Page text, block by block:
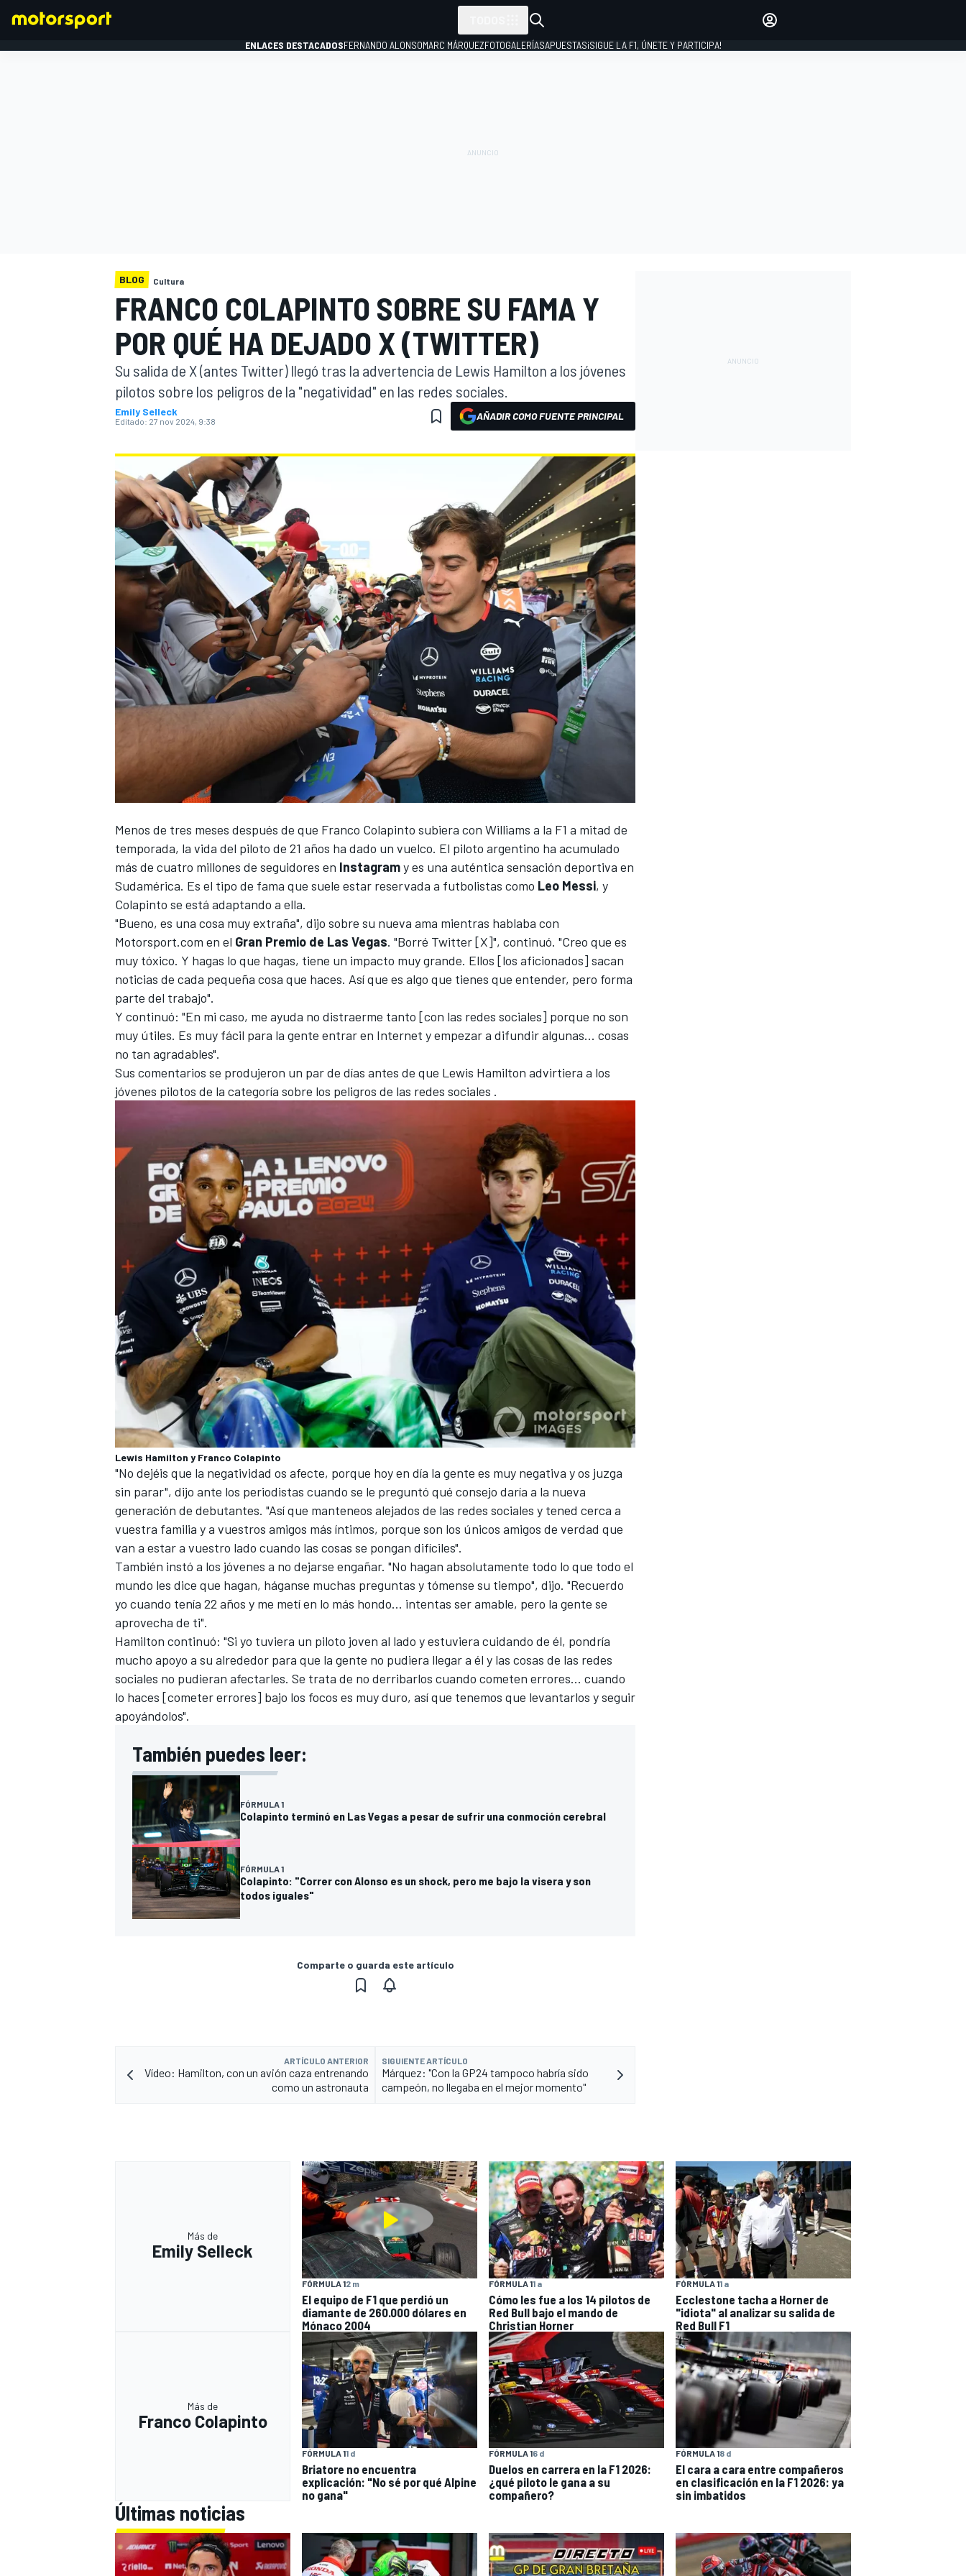
WRC
WEC FÓRMULA E
MÁS CATEGORÍAS
ENLACES DESTACADOSFERNANDO ALONSOMARC MÁRQUEZFOTOGALERÍASAPUESTAS¡SIGUE LA F1, ÚNETE Y PARTICIPA!
BLOG Cultura
FRANCO COLAPINTO SOBRE SU FAMA Y
POR QUÉ HA DEJADO X (TWITTER)
Su salida de X (antes Twitter) llegó tras la advertencia de Lewis Hamilton a los jóvenes
pilotos sobre los peligros de la "negatividad" en las redes sociales.
Emily Selleck
Editado: 27 nov 2024, 9:38 AÑADIR COMO FUENTE PRINCIPAL
Menos de tres meses después de que Franco Colapinto subiera con Williams a la F1 a mitad de
temporada, la vida del piloto de 21 años ha dado un vuelco. El piloto argentino ha acumulado
más de cuatro millones de seguidores en Instagramy es una auténtica sensación deportiva en
Sudamérica. Es el tipo de fama que suele estar reservada a futbolistas como Leo Messi, y
Colapinto se está adaptando a ella.
"Bueno, es una cosa muy extraña", dijo sobre su nueva ama mientras hablaba con
Motorsport.com en el Gran Premio de Las Vegas. "Borré Twitter [X]", continuó. "Creo que es
muy tóxico. Y hagas lo que hagas, tiene un impacto muy grande. Ellos [los aficionados] sacan
noticias de cada pequeña cosa que haces. Así que es algo que tienes que entender, pero forma
parte del trabajo".
Y continuó: "En mi caso, me ayuda no distraerme tanto [con las redes sociales] porque no son
muy útiles. Es muy fácil para la gente entrar en Internet y empezar a difundir algunas... cosas
no tan agradables".
Sus comentarios se produjeron un par de días antes de que Lewis Hamilton advirtiera a los
jóvenes pilotos de la categoría sobre los peligros de las redes sociales .
Lewis Hamilton y Franco Colapinto
"No dejéis que la negatividad os afecte, porque hoy en día la gente es muy negativa y os juzga
sin parar", dijo ante los periodistas cuando se le preguntó qué consejo daría a la nueva
generación de debutantes. "Así que manteneos alejados de las redes sociales y tened cerca a
vuestra familia y a vuestros amigos más íntimos, porque son los únicos amigos de verdad que
van a estar a vuestro lado cuando las cosas se pongan difíciles".
También instó a los jóvenes a no dejarse engañar. "No hagan absolutamente todo lo que todo el
mundo les dice que hagan, háganse muchas preguntas y tómense su tiempo", dijo. "Recuerdo
yo cuando tenía 22 años y me metí en lo más hondo... intentas ser amable, pero la gente se
aprovecha de ti".
Hamilton continuó: "Si yo tuviera un piloto joven al lado y estuviera cuidando de él, pondría
mucho apoyo a su alrededor para que la gente no pudiera llegar a él y las cosas de las redes
sociales no pudieran afectarles. Se trata de no derribarlos cuando cometen errores... cuando
lo haces [cometer errores] bajo los focos es muy duro, así que tenemos que levantarlos y seguir
apoyándolos".
También puedes leer:
FÓRMULA 1
Colapinto terminó en Las Vegas a pesar de sufrir una conmoción cerebral
FÓRMULA 1
Colapinto: "Correr con Alonso es un shock, pero me bajo la visera y son
todos iguales"
Comparte o guarda este artículo
ARTÍCULO ANTERIOR
Vídeo: Hamilton, con un avión caza entrenando
como un astronauta
SIGUIENTE ARTÍCULO
Márquez: "Con la GP24 tampoco habría sido
campeón, no llegaba en el mejor momento"
Más de
Emily Selleck
FÓRMULA 12 m
El equipo de F1 que perdió un
diamante de 260.000 dólares en
Mónaco 2004
FÓRMULA 11 a
Cómo les fue a los 14 pilotos de
Red Bull bajo el mando de
Christian Horner
FÓRMULA 11 a
Ecclestone tacha a Horner de
"idiota" al analizar su salida de
Red Bull F1
Más de
Franco Colapinto
FÓRMULA 11 d
Briatore no encuentra
explicación: "No sé por qué Alpine
no gana"
FÓRMULA 16 d
Duelos en carrera en la F1 2026:
¿qué piloto le gana a su
compañero?
FÓRMULA 18 d
El cara a cara entre compañeros
en clasificación en la F1 2026: ya
sin imbatidos
Últimas noticias